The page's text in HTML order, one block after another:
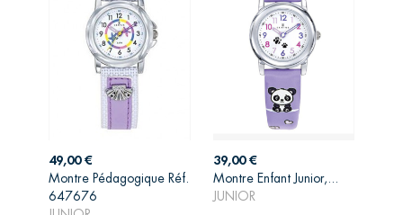
Prix
49,00 €
Montre Pédagogique Réf.
647676
AJOUTER AU
Prix
39,00 €
Montre Enfant Junior,...
JUNIOR
AJOUTER AU